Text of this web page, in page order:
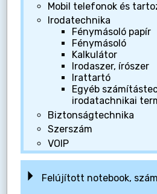
Mobil telefonok és
Irodatechnika
Fénymásoló papír
Fénymásoló
Kalkulátor
Irodaszer, írószer
Irattartó
Egyéb
irodatachnikai
Biztonságtechnika
Szerszám
VOIP
Felújított notebook,